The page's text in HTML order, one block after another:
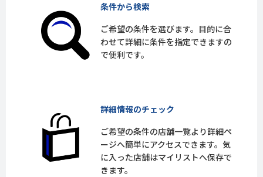
条件から検索
ご希望の条件を選びます。目的に合
わせて詳細に条件を指定できますの
で便利です。
詳細情報のチェック
ご希望の条件の店舗一覧より詳細ペ
ージへ簡単にアクセスできます。気
に入った店舗はマイリストへ保存で
きます。